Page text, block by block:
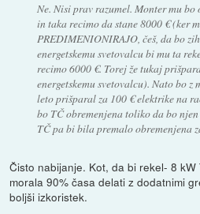
Ne. Nisi prav razumel. Monter mu
in taka recimo da stane 8000 € (ker
PREDIMENIONIRAJO, češ, da bo
energetskemu svetovalcu bi mu ta
recimo 6000 €. Torej že tukaj
energetskemu svetovalcu). Nato bo z
leto prišparal za 100 € elektrike na
bo TČ obremenjena toliko da bo
TČ pa bi bila premalo obremenjena
Čisto nabijanje. Kot, da bi rekel- 8
morala 90% časa delati z dodatnimi
boljši izkoristek.